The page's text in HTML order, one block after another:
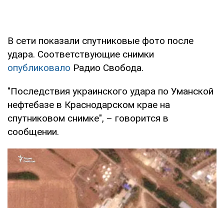
В сети показали спутниковые фото после
удара. Соответствующие снимки
опубликовало Радио Свобода.
"Последствия украинского удара по Уманской
нефтебазе в Краснодарском крае на
спутниковом снимке", – говорится в
сообщении.